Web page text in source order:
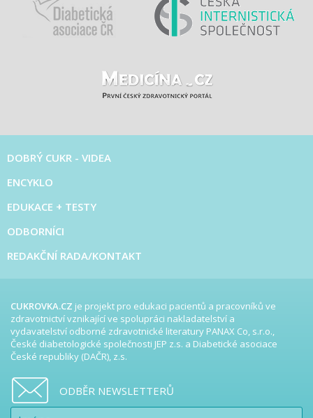
DOBRÝ CUKR - VIDEA
ENCYKLO
EDUKACE + TESTY
ODBORNÍCI
REDAKČNÍ RADA/KONTAKT
CUKROVKA.CZ je projekt pro edukaci pacientů a pracovníků ve
zdravotnictví vznikající ve spolupráci nakladatelství a
vydavatelství odborné zdravotnické literatury PANAX Co, s.r.o.,
České diabetologické společnosti JEP z.s. a Diabetické asociace
České republiky (DAČR), z.s.
ODBĚR NEWSLETTERŮ